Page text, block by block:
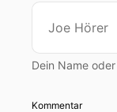
Dein Name
Kommentar